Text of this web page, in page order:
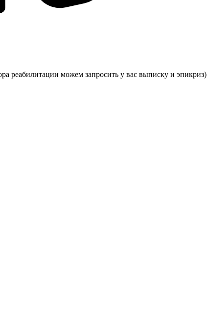
реабилитации можем запросить у вас выписку и эпикриз)